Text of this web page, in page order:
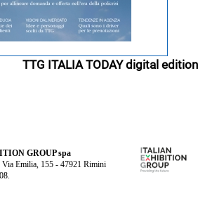
TTG ITALIA TODAY digital edition
GROUP spa
Via Emilia, 155 - 47921 Rimini